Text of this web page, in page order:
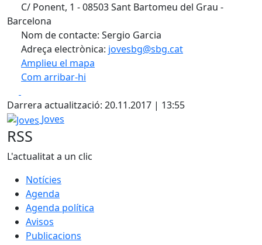
C/ Ponent, 1 - 08503 Sant Bartomeu del Grau -
Barcelona
Nom de contacte: Sergio Garcia
Adreça electrònica: jovesbg@sbg.cat
Amplieu el mapa
Com arribar-hi
+
−
Darrera actualització: 20.11.2017 | 13:55
Joves
Joves
RSS
L'actualitat a un clic
Notícies
Agenda
Agenda política
Avisos
Publicacions